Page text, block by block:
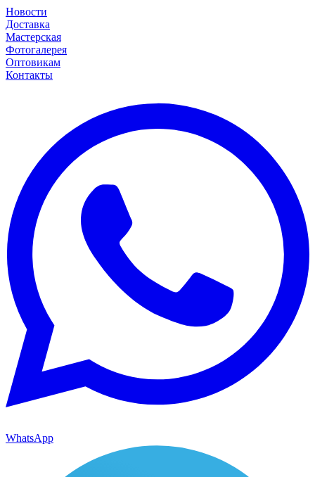
Новости
Доставка
Мастерская
Фотогалерея
Оптовикам
Контакты
WhatsApp